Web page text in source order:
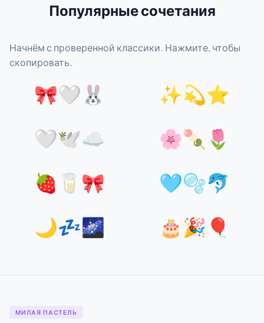
Популярные сочетания
Начнём с проверенной классики. Нажмите, чтобы
скопировать.
🎀🤍🐰
✨💫⭐
🤍🕊️☁️
🌸🍡🌷
🍓🥛🎀
🩵🫧🐬
🌙💤🌌
🎂🎉🎈
МИЛАЯ ПАСТЕЛЬ